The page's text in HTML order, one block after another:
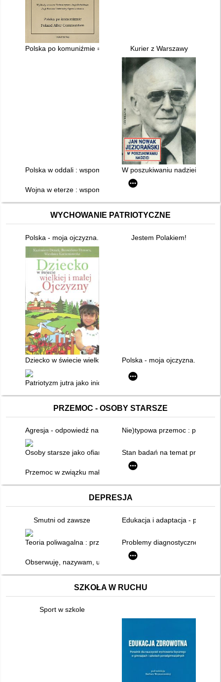
Polska po komuniźmie = Poland After Communism : wykład
Kurier z Warszawy
Polska w oddali : wspomnienia. T. 2W poszukiwaniu nadziei
Wojna w eterze : wspomnienia 1948-1956. T.1
WYCHOWANIE PATRIOTYCZNE
Polska - moja ojczyzna. Propozycje aktywności dla dzieci
Jestem Polakiem!
Dziecko w świecie wielkiej i małej OjczyznyPolska - moja ojczyzna.
Patriotyzm jutra jako inicjatywa edukacyjna
PRZEMOC - OSOBY STARSZE
Agresja - odpowiedź na frustracjęNie)typowa przemoc :
Osoby starsze jako ofiary przemocy domowej : ujęcie
Stan badań na temat
Przemoc w związku małżeńskim/partnerskim wobec
DEPRESJA
Smutni od zawsze Edukacja i adaptacja - pomoc
Teoria poliwagalna : przewodnikProblemy diagnostyczne i
Obserwuję, nazywam, uprawomocniam : o profilaktyce
SZKOŁA W RUCHU
Sport w szkole